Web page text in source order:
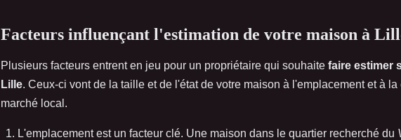
Facteurs influençant l'estimation de votre maison à
Plusieurs facteurs entrent en jeu pour un propriétaire qui souhaite faire estimer
Lille. Ceux-ci vont de la taille et de l'état de votre maison à l'emplacement et à
marché local.
L'emplacement est un facteur clé. Une maison dans le quartier recherché du